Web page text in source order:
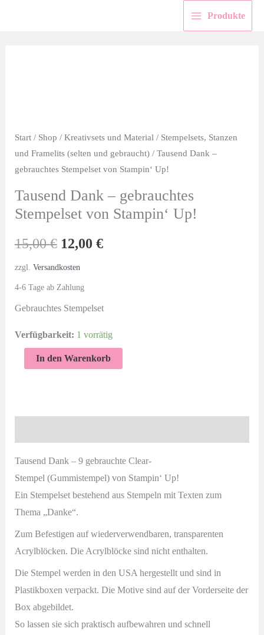
Produkte
Start/ Shop / Kreativsets und Material/ Stempelsets, Stanzen
und Framelits (selten und gebraucht)/ Tausend Dank –
gebrauchtes Stempelset von Stampin‘ Up!
Tausend Dank – gebrauchtes
Stempelset von Stampin‘ Up!
15,00€ Ursprünglicher
Preis
war:
12,00 €Aktueller
zzgl. Versandkosten
4-6 Tage ab Zahlung
Gebrauchtes Stempelset
Verfügbarkeit: 1 vorrätig
Tausend
von
Stampin'
Up!
Menge
In den Warenkorb
Tausend Dank – 9 gebrauchte Clear-
Stempel (Gummistempel) von Stampin‘ Up!
Ein Stempelset bestehend aus Stempeln mit Texten zum
Thema „Danke“.
Zum Befestigen auf wiederverwendbaren, transparenten
Acrylblöcken. Die Acrylblöcke sind nicht enthalten.
Die Stempel werden in den USA hergestellt und sind in
Plastikboxen verpackt. Die Motive sind auf der Vorderseite der
Box abgebildet.
So lassen sie sich praktisch aufbewahren und schnell